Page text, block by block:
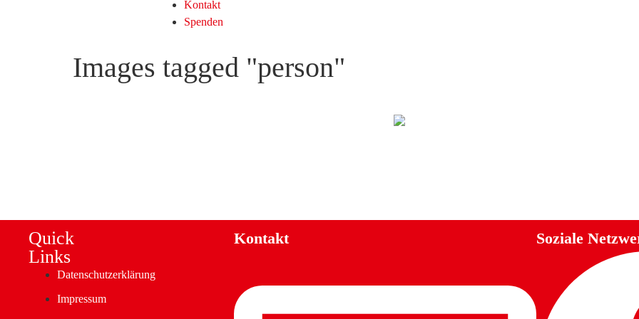
Kontakt
Spenden
Images tagged "person"
Quick
Links
Datenschutzerklärung
Impressum
Kontakt Soziale